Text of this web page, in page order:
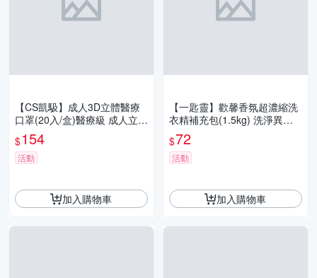
【CS凱馺】成人3D立體醫療
口罩(20入/盒)醫療級 成人立體
口罩 不脫妝雙鋼印 獨立包裝
台灣製 3D口罩
$154
活動
加入購物車
【一匙靈】歡馨香氛超濃縮洗
衣精補充包(1.5kg) 洗淨異味
幽谷鈴蘭香 / 蝶舞紫羅蘭香
$72
活動
加入購物車